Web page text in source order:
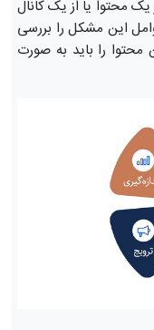
یک محتوا یا از یک کانال
این مشکل را بررسی
را باید به صورت